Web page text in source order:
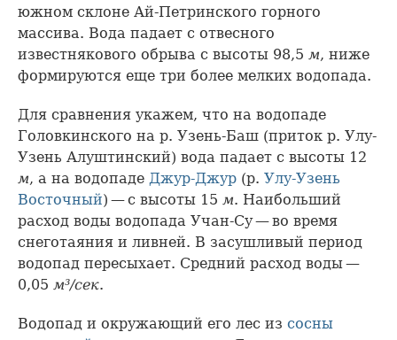
южном склоне Ай-Петринского горного
массива. Вода падает с отвесного
известнякового обрыва с высоты 98,5 м, ниже
формируются еще три более мелких водопада.
Для сравнения укажем, что на водопаде
Головкинского на р. Узень-Баш (приток р. Улу-
Узень Алуштинский) вода падает с высоты 12
м, а на водопаде Джур-Джур (р. Улу-Узень
Восточный) — с высоты 15 м. Наибольший
расход воды водопада Учан-Су — во время
снеготаяния и ливней. В засушливый период
водопад пересыхает. Средний расход воды —
0,05 м³/сек.
Водопад и окружающий его лес из сосны